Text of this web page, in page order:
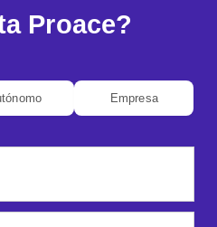
Proace?
Empresa